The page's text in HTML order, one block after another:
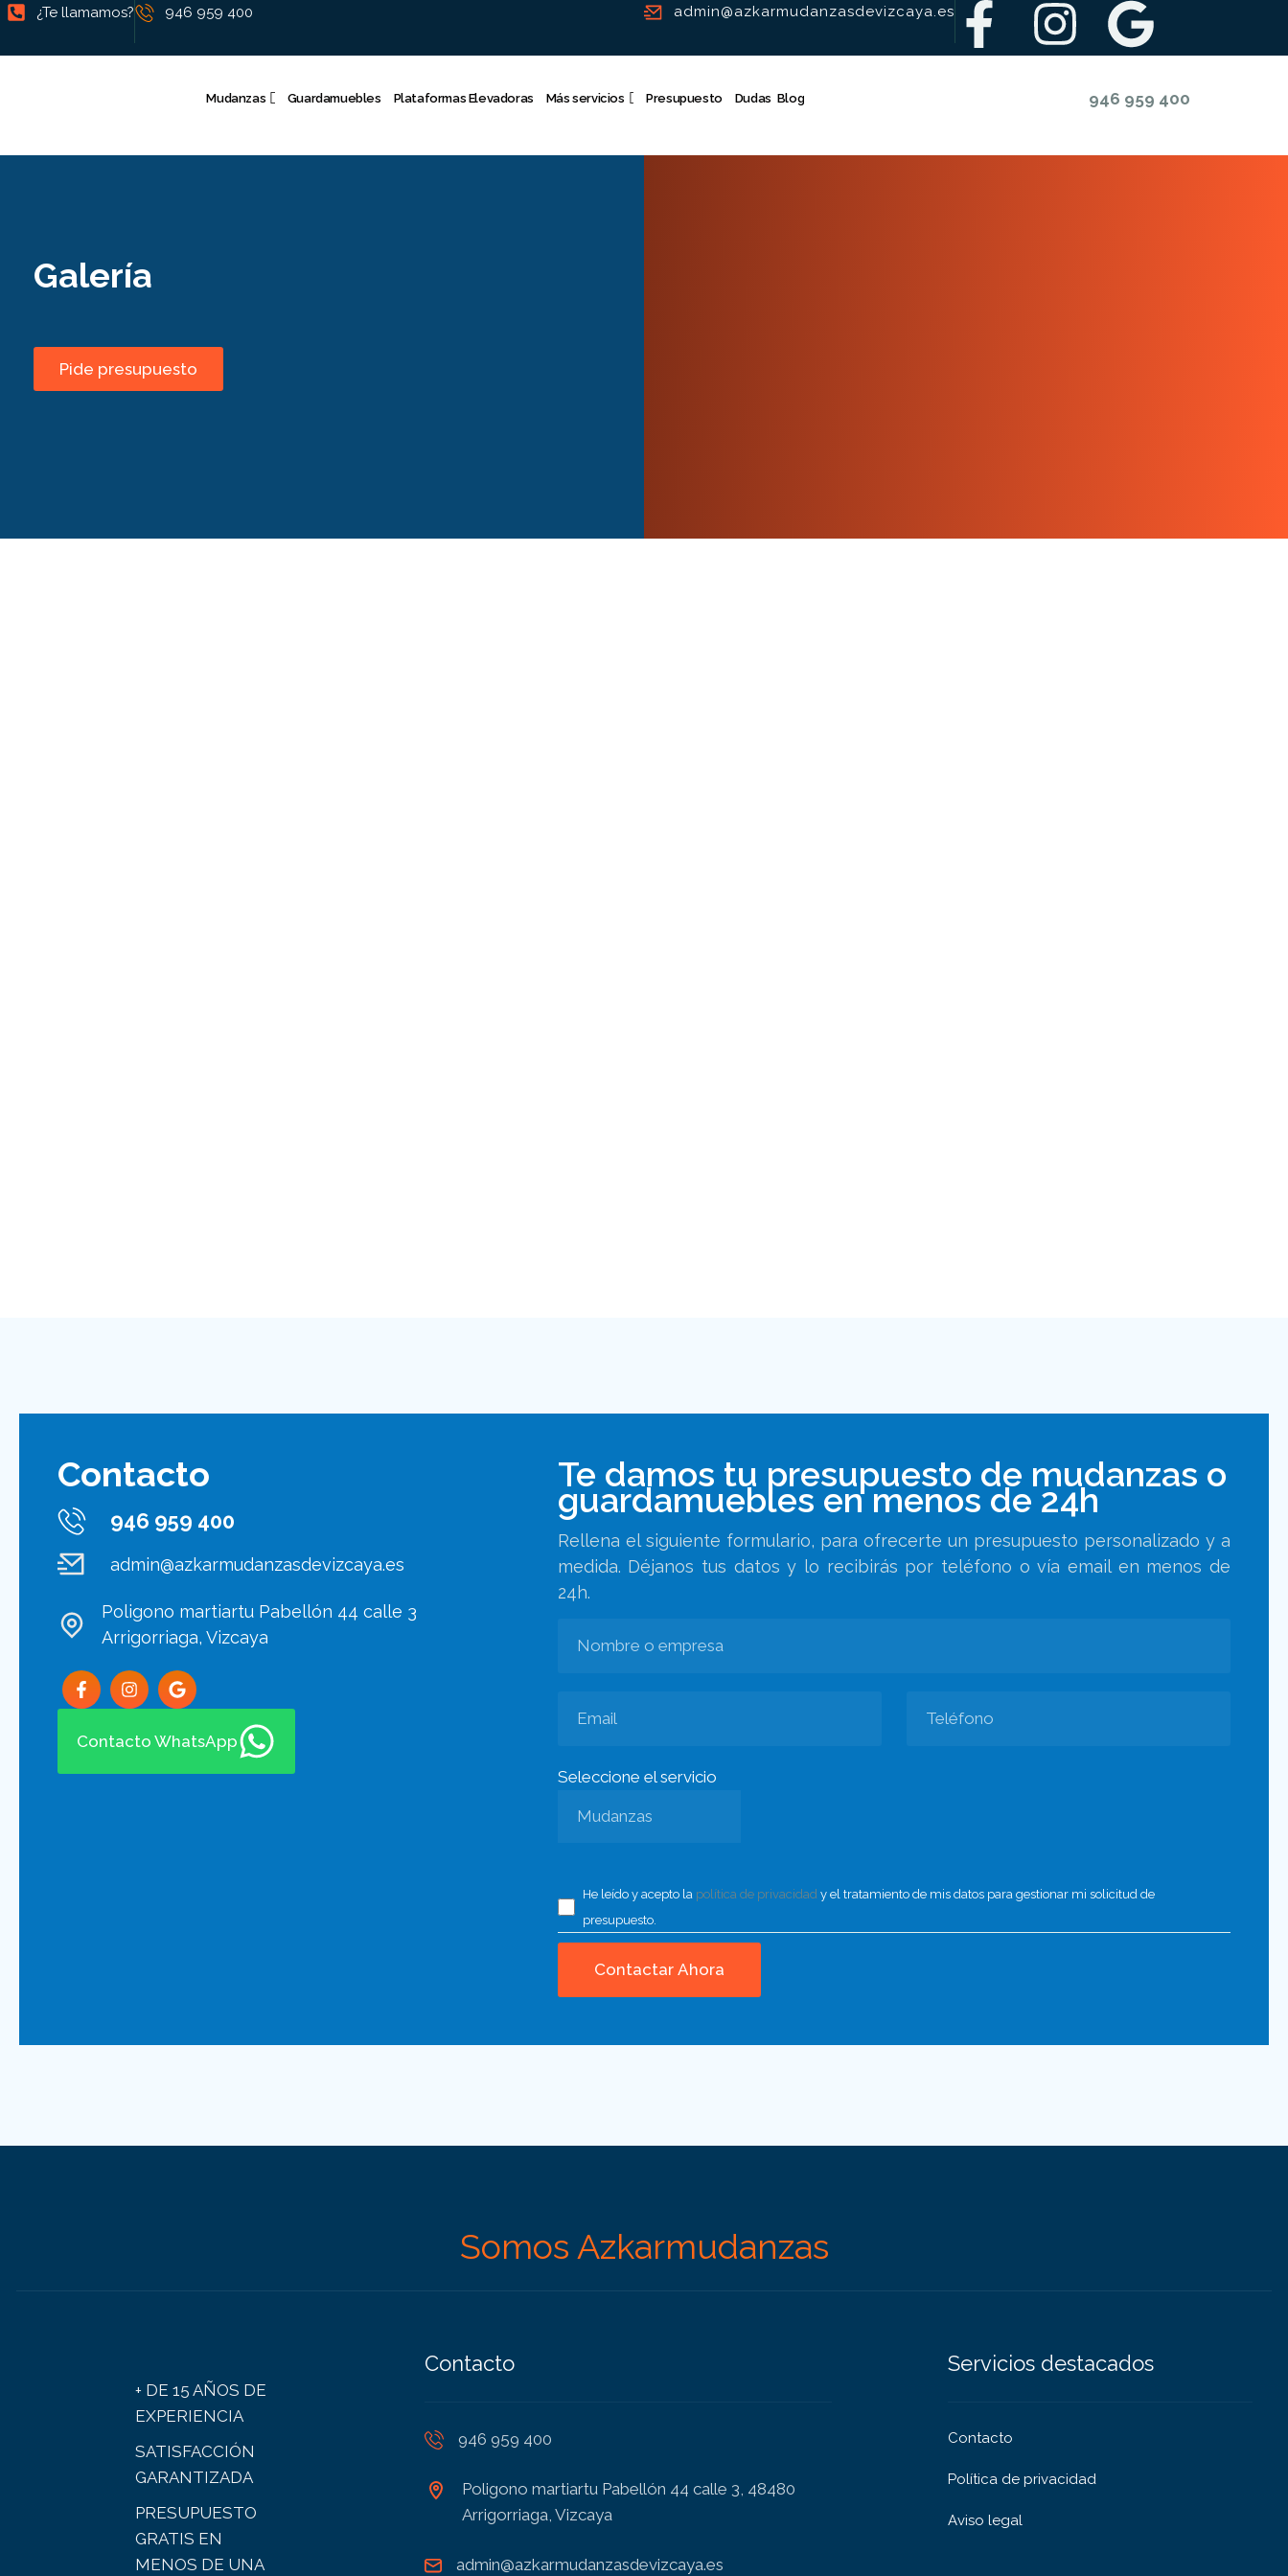
¿Te llamamos? 946 959 400 admin@azkarmudanzasdevizcaya.es
Mudanzas Guardamuebles Plataformas Elevadoras Más servicios Presupuesto Dudas Blog 946 959 400
Galería
Pide presupuesto
Contacto
946 959 400
admin@azkarmudanzasdevizcaya.es
Poligono martiartu Pabellón 44 calle 3
Arrigorriaga, Vizcaya
Contacto WhatsApp
Te damos tu presupuesto de mudanzas o
guardamuebles en menos de 24h
Rellena el siguiente formulario, para ofrecerte un presupuesto personalizado y a
medida. Déjanos tus datos y lo recibirás por teléfono o vía email en menos de
24h.
Seleccione el servicio
He leído y acepto la política de privacidad y el tratamiento de mis datos para gestionar mi solicitud de
presupuesto.
Somos Azkarmudanzas
+ DE 15 AÑOS DE
EXPERIENCIA
SATISFACCIÓN
GARANTIZADA
PRESUPUESTO
GRATIS EN
MENOS DE UNA
Contacto
946 959 400
Poligono martiartu Pabellón 44 calle 3, 48480
Arrigorriaga, Vizcaya
admin@azkarmudanzasdevizcaya.es
Servicios destacados
Contacto
Política de privacidad
Aviso legal